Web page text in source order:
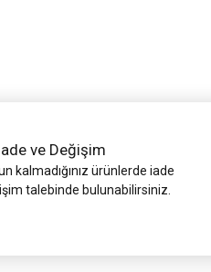
ve Değişim
kalmadığınız ürünlerde iade
talebinde bulunabilirsiniz.